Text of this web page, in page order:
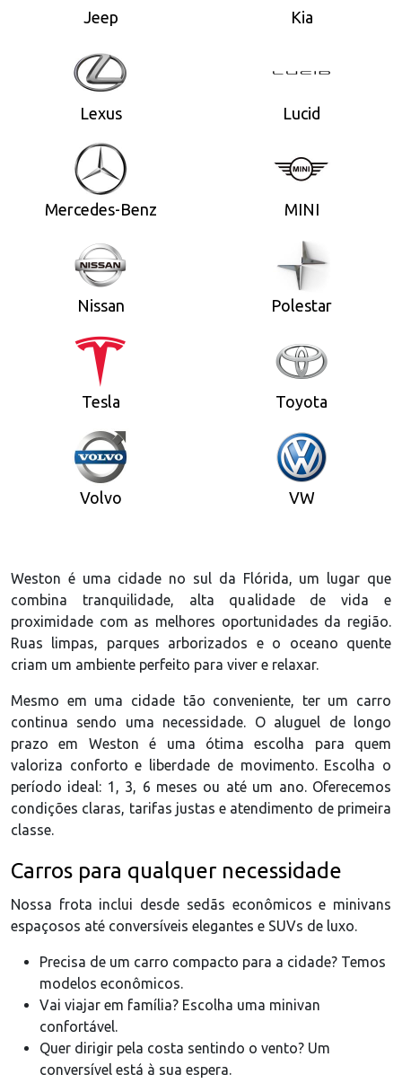
Jeep Kia
Lexus Lucid
Mercedes-Benz MINI
Nissan Polestar
Tesla Toyota
Volvo VW
Weston é uma cidade no sul da Flórida, um lugar que
combina tranquilidade, alta qualidade de vida e
proximidade com as melhores oportunidades da região.
Ruas limpas, parques arborizados e o oceano quente
criam um ambiente perfeito para viver e relaxar.
Mesmo em uma cidade tão conveniente, ter um carro
continua sendo uma necessidade. O aluguel de longo
prazo em Weston é uma ótima escolha para quem
valoriza conforto e liberdade de movimento. Escolha o
período ideal: 1, 3, 6 meses ou até um ano. Oferecemos
condições claras, tarifas justas e atendimento de primeira
classe.
Carros para qualquer necessidade
Nossa frota inclui desde sedãs econômicos e minivans
espaçosos até conversíveis elegantes e SUVs de luxo.
Precisa de um carro compacto para a cidade? Temos
modelos econômicos.
Vai viajar em família? Escolha uma minivan
confortável.
Quer dirigir pela costa sentindo o vento? Um
conversível está à sua espera.